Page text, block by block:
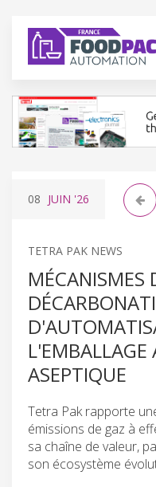
08 JUIN '26
TETRA PAK NEWS
MÉCANISMES
L'EMBALLAGE
ASEPTIQUE
Tetra Pak rapporte
émissions de gaz à
sa chaîne de valeur,
son écosystème